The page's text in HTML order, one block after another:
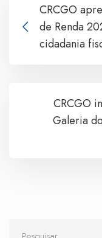
CRCGO
de Renda
cidadania
CRCGO
Galeria